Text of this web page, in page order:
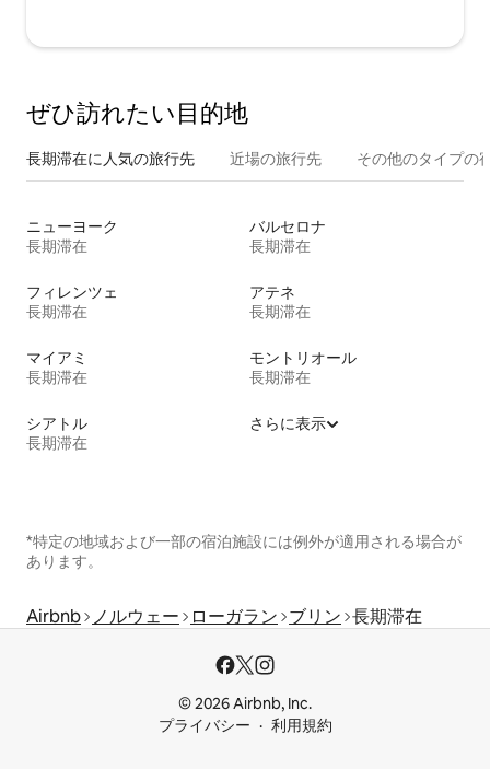
ぜひ訪⁠れ⁠た⁠い目⁠的⁠地
長期滞在に人気の旅行先 近場の旅行先 その他のタ⁠イ⁠プ⁠の
ニューヨーク
長期滞在
バルセロナ
長期滞在
フィレンツェ
長期滞在
アテネ
長期滞在
マイアミ
長期滞在
モントリオール
長期滞在
シアトル
長期滞在
さらに表示
*特定の地域および一部の宿泊施設には例外が適用される場合が
あります。
Airbnb ノルウェー ローガラン ブリン 長期滞在
© 2026 Airbnb, Inc.
プライバシー
利用規約